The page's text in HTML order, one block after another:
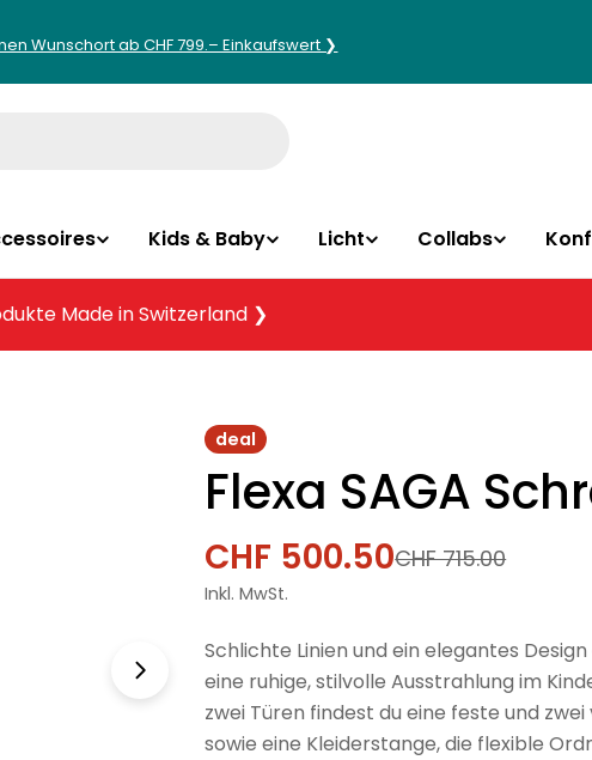
Wunschort ab CHF 799.– Einkaufswert ❯
Kids & Baby Licht Collabs
Made in Switzerland ❯
deal
Flexa SAGA
Verkaufspreis
CHF 500.50
Regulärer
Preis
CHF 715.00
Inkl. MwSt.
Schlichte Linien und ein elegantes
eine ruhige, stilvolle Ausstrahlung im
zwei Türen findest du eine feste und
sowie eine Kleiderstange, die flexible